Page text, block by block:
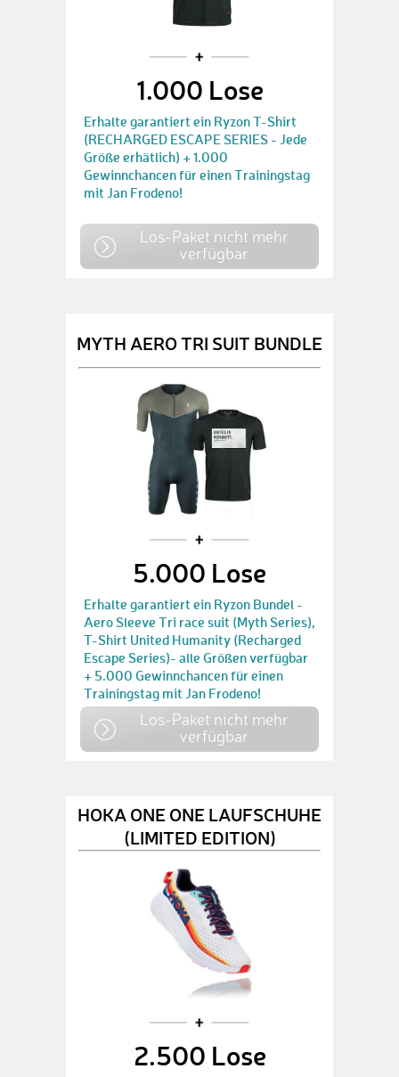
1.000 Lose
Erhalte garantiert ein Ryzon T-Shirt
(RECHARGED ESCAPE SERIES - Jede
Größe erhätlich) + 1.000
Gewinnchancen für einen Trainingstag
mit Jan Frodeno!
Los-Paket nicht mehr
verfügbar
MYTH AERO TRI SUIT BUNDLE
5.000 Lose
Erhalte garantiert ein Ryzon Bundel -
Aero Sleeve Tri race suit (Myth Series),
T-Shirt United Humanity (Recharged
Escape Series)- alle Größen verfügbar
+ 5.000 Gewinnchancen für einen
Trainingstag mit Jan Frodeno!
Los-Paket nicht mehr
verfügbar
HOKA ONE ONE LAUFSCHUHE
(LIMITED EDITION)
2.500 Lose